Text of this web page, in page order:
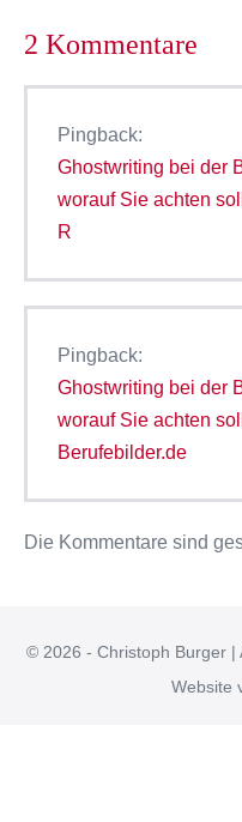
2 Kommentare
Pingback:
Ghostwriting bei der
worauf Sie achten
R
Pingback:
Ghostwriting bei der
worauf Sie achten
Berufebilder.de
Die Kommentare sind
© 2026 - Christoph Burger |
Website